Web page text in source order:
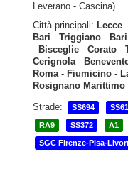
Leverano - Cascina)
Città principali: Lecce -
Bari - Triggiano - Bari
- Bisceglie - Corato -
Cerignola-
Roma- Fiumicino -
Rosignano Marittimo
Strade:
SS694
RA9 SS372 A1
SGC Firenze-Pisa-